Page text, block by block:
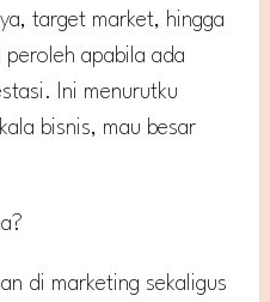
target market, hingga
apabila ada
Ini menurutku
bisnis, mau besar
di marketing sekaligus